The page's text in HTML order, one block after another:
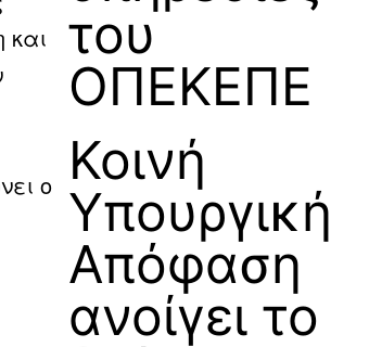
και
ο
του
ΟΠΕΚΕΠΕ
Κοινή
Υπουργική
Απόφαση
ανοίγει το